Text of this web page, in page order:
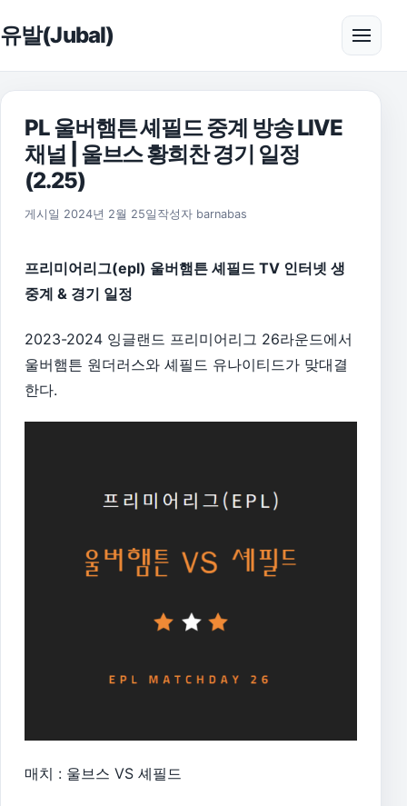
유발(Jubal) 메뉴
PL 울버햄튼 셰필드 중계 방송 LIVE
채널 | 울브스 황희찬 경기 일정
(2.25)
게시일 2024년 2월 25일 2026년 8월 1일
작성자 barnabas
프리미어리그(epl) 울버햄튼 셰필드 TV 인터넷 생
중계 & 경기 일정
2023-2024 잉글랜드 프리미어리그 26라운드에서
울버햄튼 원더러스와 셰필드 유나이티드가 맞대결
한다.
매치 : 울브스 VS 셰필드